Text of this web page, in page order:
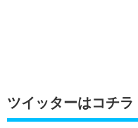
ツイッターはコチラ